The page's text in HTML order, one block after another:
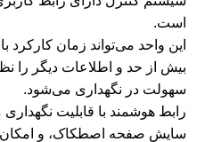
است.
این واحد می‌تواند زمان کارکرد
بیش از حد و اطلاعات دیگر را
سهولت در نگهداری می‌شود.
رابط هوشمند با قابلیت
سایش صفحه اصطکاک، و